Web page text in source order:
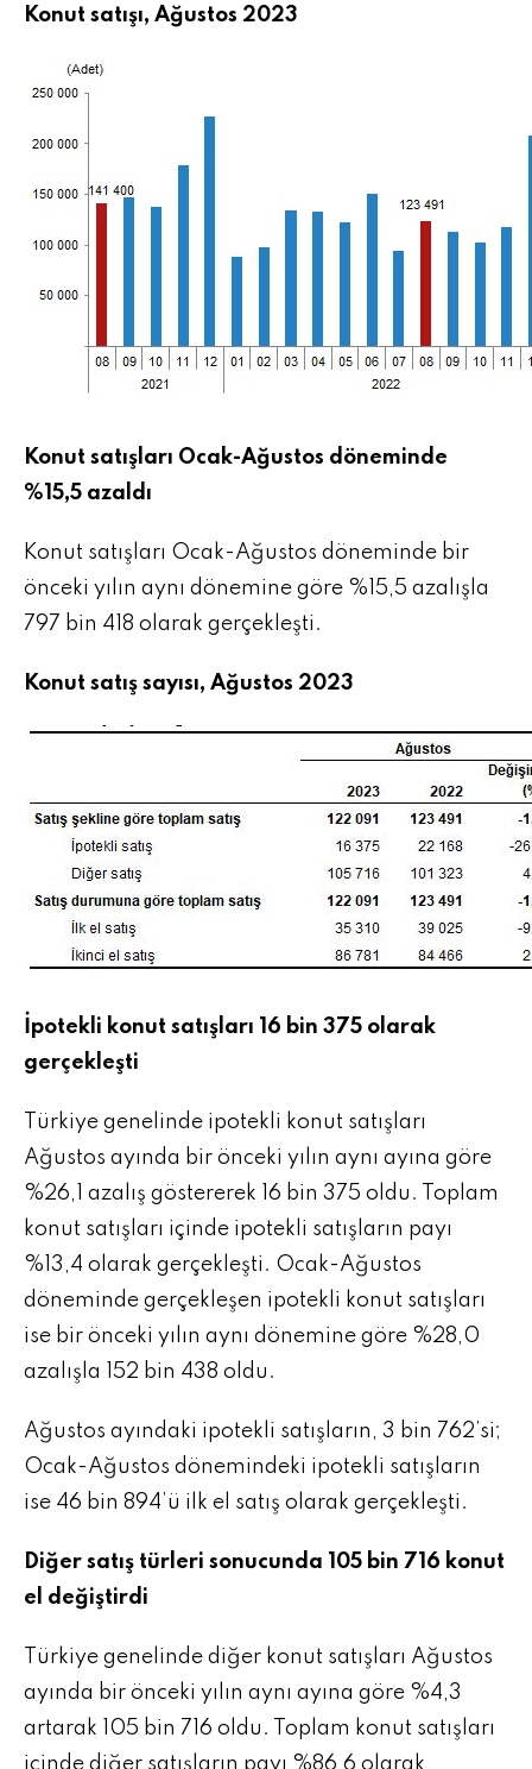
Konut satışı, Ağustos 2023
Konut satışları Ocak-Ağustos döneminde
%15,5 azaldı
Konut satışları Ocak-Ağustos döneminde bir
önceki yılın aynı dönemine göre %15,5 azalışla
797 bin 418 olarak gerçekleşti.
Konut satış sayısı, Ağustos 2023
İpotekli konut satışları 16 bin 375 olarak
gerçekleşti
Türkiye genelinde ipotekli konut satışları
Ağustos ayında bir önceki yılın aynı ayına göre
%26,1 azalış göstererek 16 bin 375 oldu. Toplam
konut satışları içinde ipotekli satışların payı
%13,4 olarak gerçekleşti. Ocak-Ağustos
döneminde gerçekleşen ipotekli konut satışları
ise bir önceki yılın aynı dönemine göre %28,0
azalışla 152 bin 438 oldu.
Ağustos ayındaki ipotekli satışların, 3 bin 762’si;
Ocak-Ağustos dönemindeki ipotekli satışların
ise 46 bin 894’ü ilk el satış olarak gerçekleşti.
Diğer satış türleri sonucunda 105 bin 716 konut
el değiştirdi
Türkiye genelinde diğer konut satışları Ağustos
ayında bir önceki yılın aynı ayına göre %4,3
artarak 105 bin 716 oldu. Toplam konut satışları
içinde diğer satışların payı %86,6 olarak